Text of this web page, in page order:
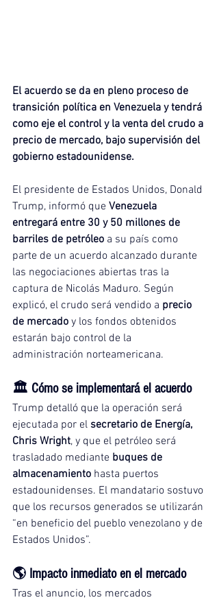
El acuerdo se da en pleno proceso de
transición política en Venezuela y tendrá
como eje el control y la venta del crudo a
precio de mercado, bajo supervisión del
gobierno estadounidense.
El presidente de Estados Unidos, Donald
Trump, informó que Venezuela
entregará entre 30 y 50 millones de
barriles de petróleo a su país como
parte de un acuerdo alcanzado durante
las negociaciones abiertas tras la
captura de Nicolás Maduro. Según
explicó, el crudo será vendido a precio
de mercado y los fondos obtenidos
estarán bajo control de la
administración norteamericana.
🏛️ Cómo se implementará el acuerdo
Trump detalló que la operación será
ejecutada por el secretario de Energía,
Chris Wright, y que el petróleo será
trasladado mediante buques de
almacenamiento hasta puertos
estadounidenses. El mandatario sostuvo
que los recursos generados se utilizarán
“en beneficio del pueblo venezolano y de
Estados Unidos”.
🌎 Impacto inmediato en el mercado
Tras el anuncio, los mercados